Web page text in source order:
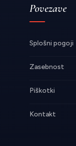
Povezave
Splošni pogoji
Zasebnost
Piškotki
Kontakt